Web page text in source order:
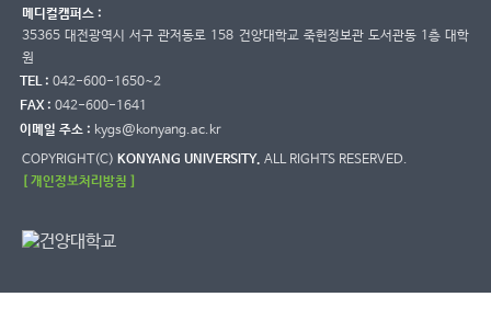
메디컬캠퍼스 :
35365 대전광역시 서구 관저동로 158 건양대학교 죽헌정보관 도서관동 1층 대학
원
TEL : 042-600-1650~2
FAX : 042-600-1641
이메일 주소 : kygs@konyang.ac.kr
COPYRIGHT(C) KONYANG UNIVERSITY. ALL RIGHTS RESERVED.
[ 개인정보처리방침 ]